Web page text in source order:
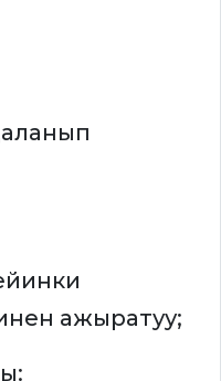
ажыратуу;